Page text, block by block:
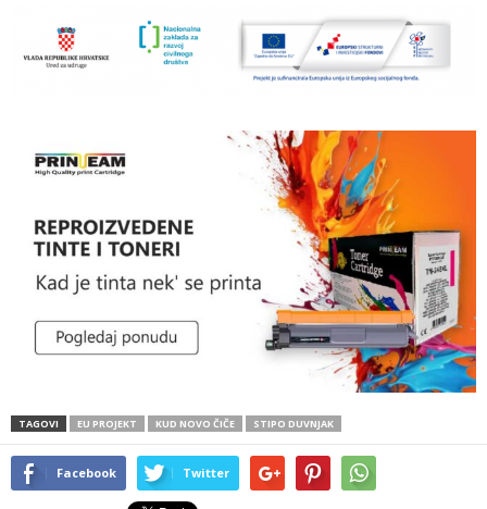
TAGOVI EU PROJEKT KUD NOVO ČIČE STIPO DUVNJAK
Facebook Twitter